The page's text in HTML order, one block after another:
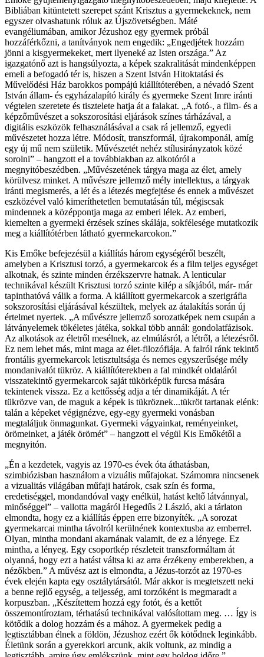
Bibliában kitüntetett szerepet szánt Krisztus a gyermekeknek, nem
egyszer olvashatunk róluk az Újszövetségben. Máté
evangéliumában, amikor Jézushoz egy gyermek próbál
hozzáférkőzni, a tanítványok nem engedik: „Engedjétek hozzám
jönni a kisgyermekeket, mert ilyeneké az Isten országa.” Az
igazgatónő azt is hangsúlyozta, a képek szakralitását mindenképpen
emeli a befogadó tér is, hiszen a Szent István Hitoktatási és
Művelődési Ház barokkos pompájú kiállítóterében, a névadó Szent
István állam- és egyházalapító király és gyermeke Szent Imre iránti
végtelen szeretete és tisztelete hatja át a falakat. „A fotó-, a film- és a
képzőművészet a sokszorosítási eljárások színes tárházával, a
digitális eszközök felhasználásával a csak rá jellemző, egyedi
művészetet hozza létre. Módosít, transzformál, újrakomponál, amíg
egy új mű nem születik. Művészetét nehéz stílusirányzatok közé
sorolni” – hangzott el a továbbiakban az alkotóról a
megnyitóbeszédben. „Művészetének tárgya maga az élet, amely
körülvesz minket. A művészre jellemző mély intellektus, a tárgyak
iránti megismerés, a lét és a létezés megfejtése és ennek a művészet
eszközével való kimeríthetetlen bemutatásán túl, mégiscsak
mindennek a középpontja maga az emberi lélek. Az emberi,
kiemelten a gyermeki érzések színes skálája, sokfélesége mutatkozik
meg a kiállítótérben látható gyermekarcokon.”
Kis Emőke befejezésül a kiállítás három egységéről beszélt,
amelyben a Krisztusi torzó, a gyermekarcok és a film teljes egységet
alkotnak, és szinte minden érzékszervre hatnak. A lenticular
technikával készült Krisztusi torzó szinte kilép a síkjából, már- már
tapinthatóvá válik a forma. A kiállított gyermekarcok a szerigráfia
sokszorosítási eljárásával készültek, melyek az átalakítás során új
értelmet nyertek. „A művészre jellemző sorozatképek nem csupán a
látványelemek tökéletes játéka, sokkal több annál: gondolatfázisok.
Az alkotások az életről mesélnek, az elmúlásról, a létről, a létezésről.
Ez nem lehet más, mint maga az élet-filozófiája. A falról ránk tekintő
frontális gyermekarcok letisztultsága és nemes egyszerűsége mély
mondanivalót tükröz. A kiállítóterekben a fal mindkét oldaláról
visszatekintő gyermekarcok saját tükörképük furcsa mására
tekintenek vissza. Ez a kettősség adja a tér dinamikáját. A tér
tükrözve van, de maguk a képek is tükröznek...tükröt tartanak elénk:
talán a képeket végignézve, egy-egy gyermeki vonásban
megtaláljuk önmagunkat. Gyermeki vágyainkat, reményeinket,
örömeinket, a játék örömét” – hangzott el végül Kis Emőkétől a
megnyitón.
„Én a kezdetek, vagyis az 1970-es évek óta áthatásban,
szimbiózisban használom a vizuális műfajokat. Számomra nincsenek
a vizualitás világában műfaji határok, csak szín és forma,
eredetiséggel, mondandóval vagy enélkül, hatást keltő látvánnyal,
minőséggel” – vallotta magáról Hegedűs 2 László, aki a tárlaton
elmondta, hogy ez a kiállítás éppen erre bizonyíték. „A sorozat
gyermekarcai mintha távolról kerülnének kontextusba az emberrel.
Olyan, mintha mondani akarnának valamit, de ez a lényege. Ez
mintha, a lényeg. Egy csoportkép részleteit transzformáltam át
olyanná, hogy ezt a hatást váltsa ki az arra érzékeny emberekben, a
nézőkben.” A művész azt is elmondta, a Jézus-torzót az 1970-es
évek elején kapta egy osztálytársától. Már akkor is megtetszett neki
a benne rejlő egység, a teljesség, ami torzóként is megmaradt a
korpuszban. „Készítettem hozzá egy fotót, és a kettőt
összemontíroztam, térhatású technikával valósítottam meg. … Így is
kötődik a dolog hozzám és a mához. A gyermekek pedig a
legtisztábban élnek a földön, Jézushoz ezért ők kötődnek leginkább.
Életünk során a gyerekkori arcunk, akik voltunk, az mindig a